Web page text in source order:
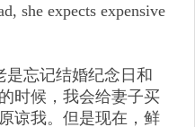
she expects expensive
忘记结婚纪念日和
时候，我会给妻子买
谅我。但是现在，鲜